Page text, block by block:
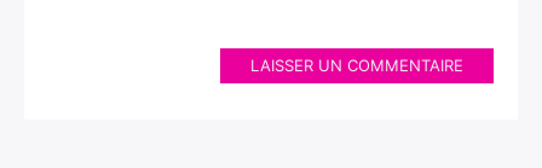
LAISSER UN COMMENTAIRE